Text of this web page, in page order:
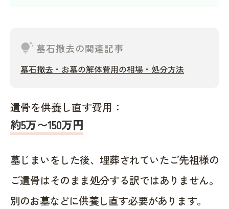
tips_and_updates墓石撤去の関連記事
墓石撤去・お墓の解体費用の相場・処分方法
遺骨を供養し直す費用：
約5万〜150万円
墓じまいをした後、埋葬されていたご先祖様の
ご遺骨はそのまま処分する訳ではありません。
別のお墓などに供養し直す必要があります。